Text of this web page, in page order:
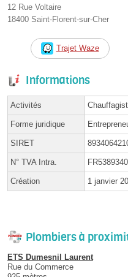
12 Rue Voltaire
18400 Saint-Florent-sur-Cher
Trajet Waze
Informations
Activités
Forme juridique
SIRET
N° TVA Intra.
Création 1 janvier
Plombiers à
ETS Dumesnil Laurent
Rue du Commerce